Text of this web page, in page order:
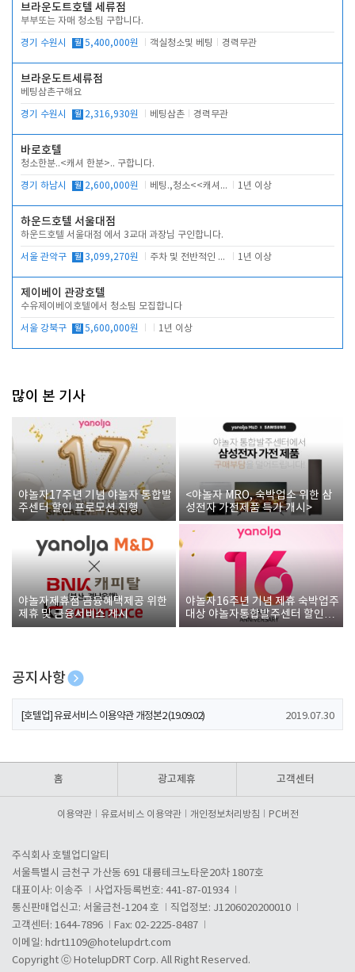
브라운도트호텔 세류점
부부또는 자매 청소팀 구합니다.
경기 수원시 월 5,400,000원 객실청소및 베팅 경력무관
브라운도트세류점
베팅삼촌구해요
경기 수원시 월 2,316,930원 베팅삼촌 경력무관
바로호텔
청소한분..<캐셔 한분>.. 구합니다.
경기 하남시 월 2,600,000원 베팅.,청소<<캐셔 모셔봅니다. 1년 이상
하운드호텔 서울대점
하운드호텔 서울대점 에서 3교대 과장님 구인합니다.
서울 관악구 월 3,099,270원 주차 및 전반적인 당번업무 1년 이상
제이베이 관광호텔
수유제이베이호텔에서 청소팀 모집합니다
서울 강북구 월 5,600,000원 1년 이상
많이 본 기사
야놀자17주년 기념 야놀자 통합발
주센터 할인 프로모션 진행
<야놀자 MRO, 숙박업소 위한 삼
성전자 가전제품 특가 개시>
야놀자제휴점 금융혜택제공 위한
제휴 및 금융서비스 게시
야놀자16주년 기념 제휴 숙박업주
대상 야놀자통합발주센터 할인쿠
폰 증정
공지사항
[호텔업] 개인정보 처리방침 개정본1 (19.09.02)
[호텔업] 유료서비스 이용약관 개정본2 (19.09.02) 2019.07.30
홈 광고제휴 고객센터
이용약관 유료서비스 이용약관 개인정보처리방침 PC버전
주식회사 호텔업디알티
서울특별시 금천구 가산동 691 대륭테크노타운20차 1807호
대표이사: 이송주
사업자등록번호: 441-87-01934
통신판매업신고: 서울금천-1204 호
직업정보: J1206020200010
고객센터: 1644-7896
Fax: 02-2225-8487
이메일: hdrt1109@hotelupdrt.com
Copyright ⓒ HotelupDRT Corp. All Right Reserved.